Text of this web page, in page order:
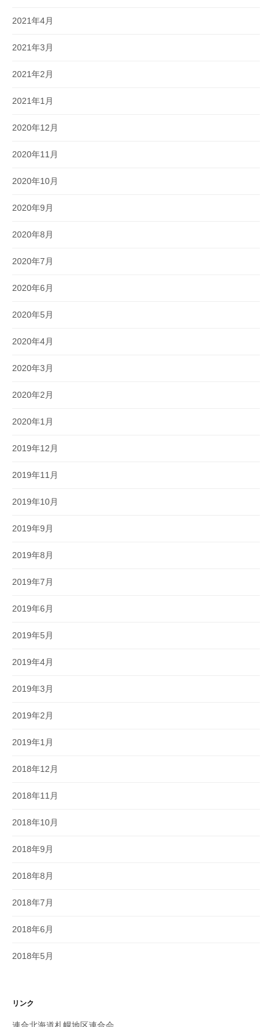
2021年4月
2021年3月
2021年2月
2021年1月
2020年12月
2020年11月
2020年10月
2020年9月
2020年8月
2020年7月
2020年6月
2020年5月
2020年4月
2020年3月
2020年2月
2020年1月
2019年12月
2019年11月
2019年10月
2019年9月
2019年8月
2019年7月
2019年6月
2019年5月
2019年4月
2019年3月
2019年2月
2019年1月
2018年12月
2018年11月
2018年10月
2018年9月
2018年8月
2018年7月
2018年6月
2018年5月
リンク